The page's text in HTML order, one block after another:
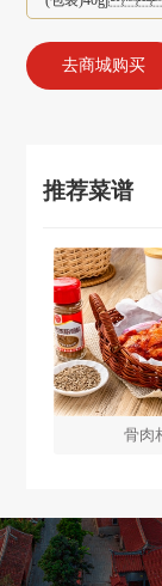
去商城购买
推荐菜谱
骨肉